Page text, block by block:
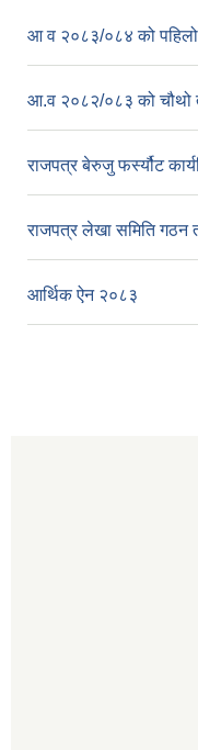
आ व २०८३/०८४ को पहिलो
आ.व २०८२/०८३ को चौथो
राजपत्र बेरुजु फर्स्यौट
राजपत्र लेखा समिति गठन
आर्थिक ऐन २०८३